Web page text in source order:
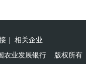
|
相关企业
国农业发展银行 版权所有